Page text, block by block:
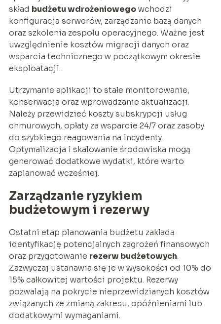
skład budżetu wdrożeniowegowchodzi
konfiguracja serwerów, zarządzanie bazą danych
oraz szkolenia zespołu operacyjnego. Ważne jest
uwzględnienie kosztów migracji danych oraz
wsparcia technicznego w początkowym okresie
eksploatacji.
Utrzymanie aplikacji to stałe monitorowanie,
konserwacja oraz wprowadzanie aktualizacji.
Należy przewidzieć koszty subskrypcji usług
chmurowych, opłaty za wsparcie 24/7 oraz zasoby
do szybkiego reagowania na incydenty.
Optymalizacja i skalowanie środowiska mogą
generować dodatkowe wydatki, które warto
zaplanować wcześniej.
Zarządzanie ryzykiem
budżetowym i rezerwy
Ostatni etap planowania budżetu zakłada
identyfikację potencjalnych zagrożeń finansowych
oraz przygotowanie rezerw budżetowych.
Zazwyczaj ustanawia się je w wysokości od 10% do
15% całkowitej wartości projektu. Rezerwy
pozwalają na pokrycie nieprzewidzianych kosztów
związanych ze zmianą zakresu, opóźnieniami lub
dodatkowymi wymaganiami.